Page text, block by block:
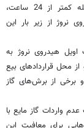
با وجود تصویب این طرح در اتحادیه اروپا و در فاصله کمتر از 24 ساعت،
نروژ از زیر بار این
هیدروی نروژ به
6 تا 8 پارس جنوبی و از محل قراردادهای بیع
و برخی از برش‌های گاز
واردات گاز مایع با
برای معافیت این